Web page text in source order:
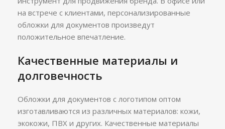
на встрече с клиентами, персонализированные
обложки для документов произведут
положительное впечатление.
Качественные материалы и
долговечность
Обложки для документов с логотипом оптом
изготавливаются из различных материалов: кожи,
экокожи, ПВХ и других. Качественные материалы